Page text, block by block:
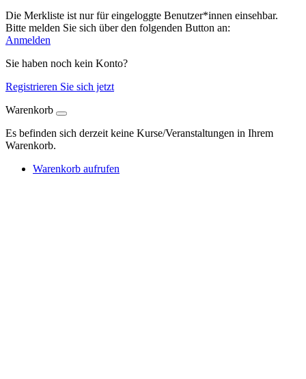
Die Merkliste ist nur für eingeloggte Benutzer*innen einsehbar.
Bitte melden Sie sich über den folgenden Button an:
Anmelden
Sie haben noch kein Konto?
Registrieren Sie sich jetzt
Warenkorb
Es befinden sich derzeit keine Kurse/Veranstaltungen in Ihrem
Warenkorb.
Warenkorb aufrufen